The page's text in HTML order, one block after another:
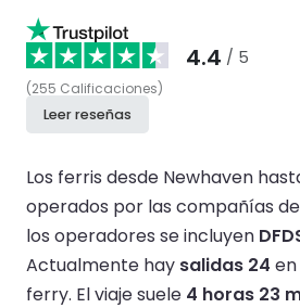
4.4 / 5
(255 Calificaciones)
Leer reseñas
Los ferris desde Newhaven
operados por las compañías de
los operadores se incluyen
Actualmente hay salidas 24
ferry. El viaje suele 4 horas 23